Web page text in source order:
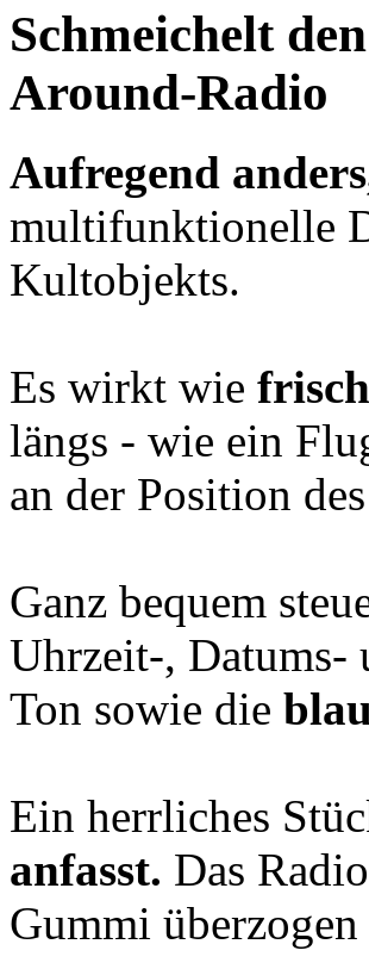
Schmeichelt
Around-Radio
Aufregend
multifunktionelle
Kultobjekts.
Es wirkt wie
längs - wie ein
an der Position
Ganz bequem
Uhrzeit-, Datums-
Ton sowie die
Ein herrliches
anfasst. Das
Gummi